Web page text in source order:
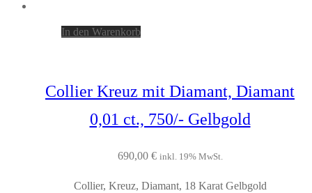
In den Warenkorb
Collier Kreuz mit Diamant, Diamant
0,01 ct., 750/- Gelbgold
690,00 € inkl. 19% MwSt.
Collier, Kreuz, Diamant, 18 Karat Gelbgold